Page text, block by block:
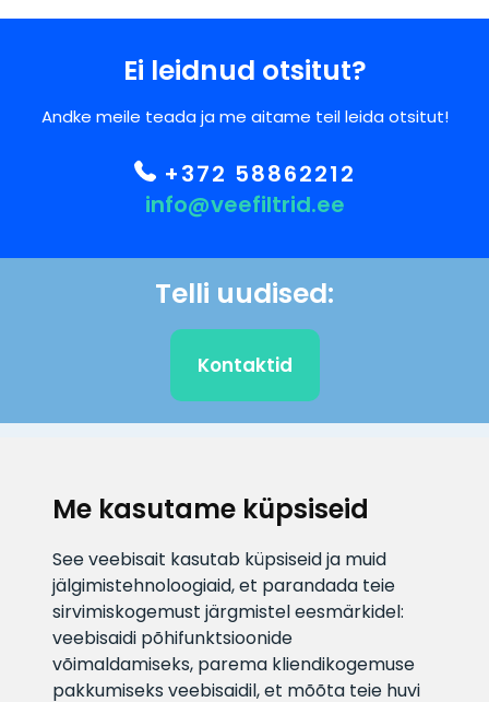
Me kasutame küpsiseid
See veebisait kasutab küpsiseid ja muid
jälgimistehnoloogiaid, et parandada teie
sirvimiskogemust järgmistel eesmärkidel:
veebisaidi põhifunktsioonide
võimaldamiseks, parema kliendikogemuse
pakkumiseks veebisaidil,et mõõta teie huvi
Ei leidnud otsitut?
Andke meile teada ja me aitame teil leida otsitut!
+372 58862212
info@veefiltrid.ee
Telli uudised:
Kontaktid
info@veefiltrid.ee
Infotelefon
+372 58862212
Vaata tööaegu
Reti tee 11, Peetri, 75312 Harju
maakond, Estonia